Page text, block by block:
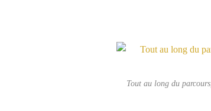
Tout au long du